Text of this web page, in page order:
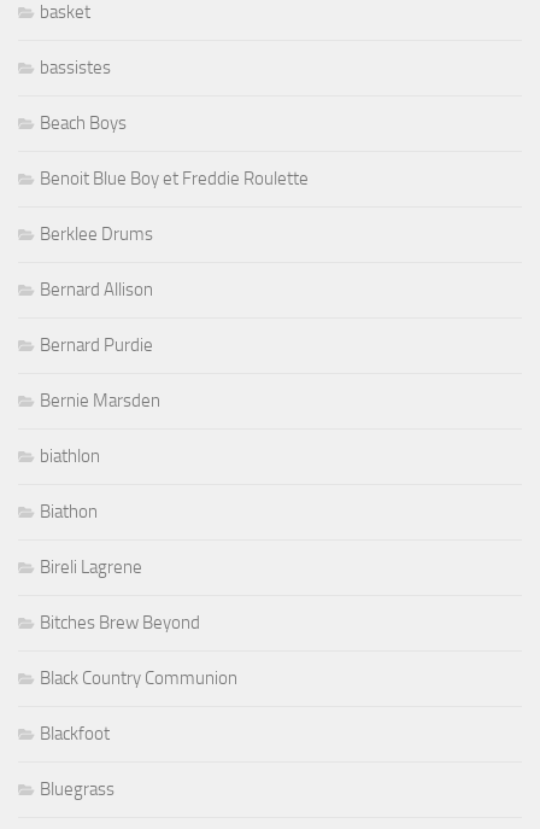
basket
bassistes
Beach Boys
Benoit Blue Boy et Freddie Roulette
Berklee Drums
Bernard Allison
Bernard Purdie
Bernie Marsden
biathlon
Biathon
Bireli Lagrene
Bitches Brew Beyond
Black Country Communion
Blackfoot
Bluegrass